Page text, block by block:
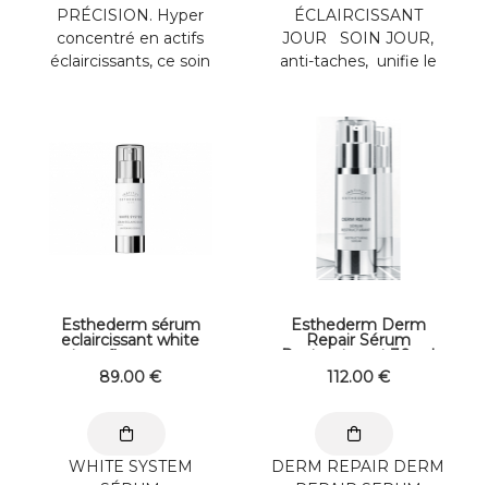
PRÉCISION. Hyper
concentré en actifs
éclaircissants, ce soin
ÉCLAIRCISSANT
JOUR SOIN JOUR,
anti-taches, unifie le
Esthederm sérum
eclaircissant white
system flacon pompe
30ml
89.00 €
WHITE SYSTEM
Esthederm Derm
Repair Sérum
Restructurant 30 ml
112.00 €
DERM REPAIR DERM